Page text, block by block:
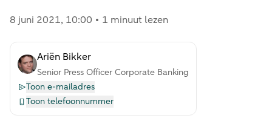
8 juni 2021, 10:00 1 minuut lezen
Ariën Bikker
Senior Press Officer Corporate Banking
Toon e-mailadres
Toon telefoonnummer